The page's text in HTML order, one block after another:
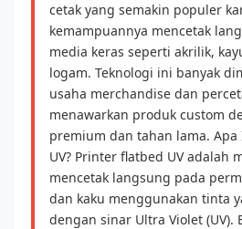
cetak yang semakin populer
kemampuannya mencetak
media keras seperti akrilik,
logam. Teknologi ini banyak
usaha merchandise dan
menawarkan produk custom
premium dan tahan lama.
UV? Printer flatbed UV adalah
mencetak langsung pada
dan kaku menggunakan tinta
dengan sinar Ultra Violet (UV).